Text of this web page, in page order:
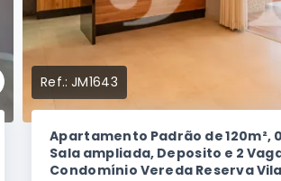
Ref.:JM1643
Apartamento Padrão de 120m²,
Sala ampliada, Deposito e 2
Condomínio Vereda Reserva